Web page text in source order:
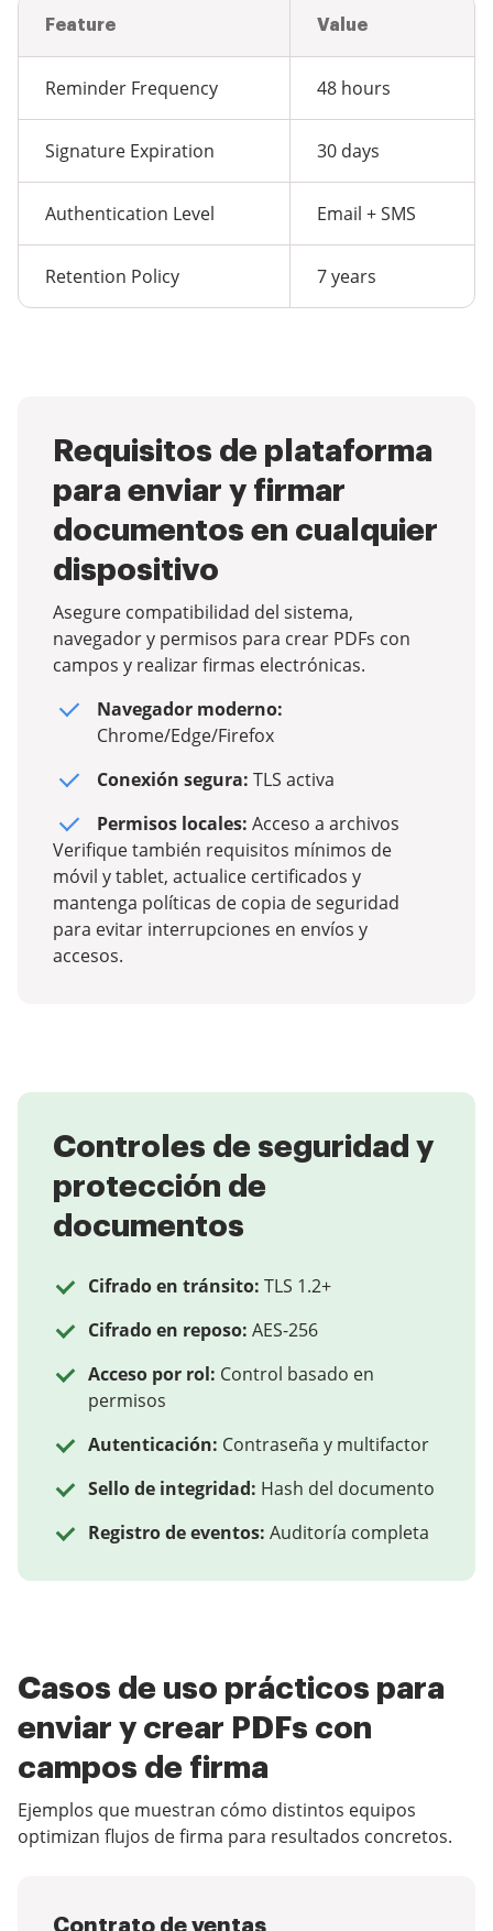
Feature Value
Reminder Frequency 48 hours
Signature Expiration 30 days
Authentication Level Email + SMS
Retention Policy 7 years
Requisitos de plataforma
para enviar y firmar
documentos en cualquier
dispositivo
Asegure compatibilidad del sistema,
navegador y permisos para crear PDFs con
campos y realizar firmas electrónicas.
Navegador moderno:
Chrome/Edge/Firefox
Conexión segura: TLS activa
Permisos locales: Acceso a archivos
Verifique también requisitos mínimos de
móvil y tablet, actualice certificados y
mantenga políticas de copia de seguridad
para evitar interrupciones en envíos y
accesos.
Controles de seguridad y
protección de
documentos
Cifrado en tránsito: TLS 1.2+
Cifrado en reposo: AES-256
Acceso por rol: Control basado en
permisos
Autenticación: Contraseña y multifactor
Sello de integridad: Hash del documento
Registro de eventos: Auditoría completa
Casos de uso prácticos para
enviar y crear PDFs con
campos de firma
Ejemplos que muestran cómo distintos equipos
optimizan flujos de firma para resultados concretos.